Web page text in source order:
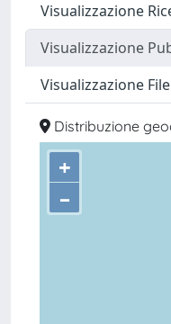
Visualizzazione
Visualizzazione
Visualizzazione File
Distribuzione
+
–